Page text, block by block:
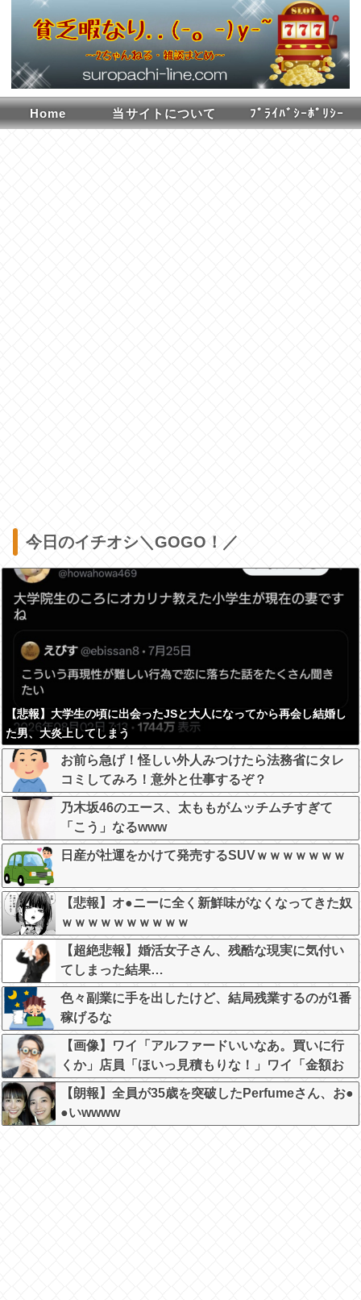
Home 当サイトについて ﾌﾟﾗｲﾊﾞｼｰﾎﾟﾘｼｰ
今日のイチオシ＼GOGO！／
【悲報】大学生の頃に出会ったJSと大人になってから再会し結婚し
た男、大炎上してしまう
お前ら急げ！怪しい外人みつけたら法務省にタレ
コミしてみろ！意外と仕事するぞ？
乃木坂46のエース、太ももがムッチムチすぎて
「こう」なるwww
日産が社運をかけて発売するSUVｗｗｗｗｗｗｗ
【悲報】オ●ニーに全く新鮮味がなくなってきた奴
ｗｗｗｗｗｗｗｗｗｗ
【超絶悲報】婚活女子さん、残酷な現実に気付い
てしまった結果…
色々副業に手を出したけど、結局残業するのが1番
稼げるな
【画像】ワイ「アルファードいいなあ。買いに行
くか」店員「ほいっ見積もりな！」ワイ「金額お
かしくね？」←お前らもそう思うよな？？？？？
【朗報】全員が35歳を突破したPerfumeさん、お●
●いwwww